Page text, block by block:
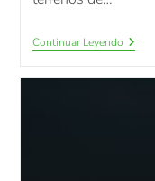
Continuar Leyendo